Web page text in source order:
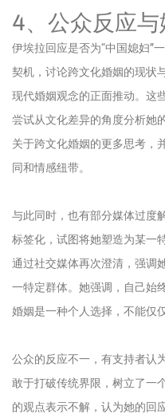
4、公众反应与
伊埃拉回应是否为“中国媳妇”
契机，讨论跨文化婚姻的现状
现代婚姻观念的正面推动。这
尝试从文化差异的角度分析她
关于跨文化婚姻的更多思考，
同和情感纽带。
与此同时，也有部分媒体过度
标签化，试图将她塑造为某一
通过社交媒体再次澄清，强调
一特定群体。她强调，自己始
婚姻是一种个人选择，不能仅
公众的反应不一，有支持者认
敢于打破传统界限，树立了一
的观点表示不解，认为她的回